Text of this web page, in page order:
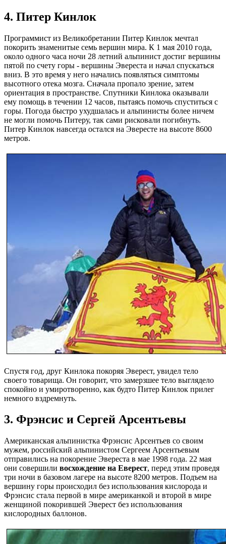
4. Питер Кинлок
Программист из Великобретании Питер Кинлок мечтал
покорить знаменитые семь вершин мира. К 1 мая 2010 года,
около одного часа ночи 28 летний альпинист достиг вершины
пятой по счету горы - вершины Эвереста и начал спускаться
вниз. В это время у него начались появляться симптомы
высотного отека мозга. Сначала пропало зрение, затем
ориентация в пространстве. Спутники Кинлока оказывали
ему помощь в течении 12 часов, пытаясь помочь спуститься с
горы. Погода быстро ухудшалась и альпинисты более ничем
не могли помочь Питеру, так сами рисковали погибнуть.
Питер Кинлок навсегда остался на Эвересте на высоте 8600
метров.
Спустя год, друг Кинлока покоряя Эверест, увидел тело
своего товарища. Он говорит, что замерзшее тело выглядело
спокойно и умиротворенно, как будто Питер Кинлок прилег
немного вздремнуть.
3. Фрэнсис и Сергей Арсентьевы
Американская альпинистка Фрэнсис Арсентьев со своим
мужем, российский альпинистом Сергеем Арсентьевым
отправились на покорение Эвереста в мае 1998 года. 22 мая
они совершили восхождение на Еверест, перед этим проведя
три ночи в базовом лагере на высоте 8200 метров. Подъем на
вершину горы происходил без использования кислорода и
Фрэнсис стала первой в мире американкой и второй в мире
женщиной покорившей Эверест без использования
кислородных баллонов.